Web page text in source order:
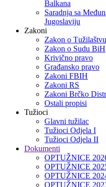
Balkana
Saradnja sa
Jugoslaviju
Zakoni
Zakon o
Zakon o Sudu BiH
Krivično pravo
Građansko pravo
Zakoni FBIH
Zakoni RS
Zakoni Brčko
Ostali propisi
Tužioci
Glavni tužilac
Tužioci Odjela I
Tužioci Odjela II
Dokumenti
OPTUŽNICE
OPTUŽNICE
OPTUŽNICE
OPTUŽNICE